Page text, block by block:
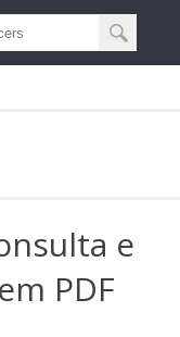
e
PDF